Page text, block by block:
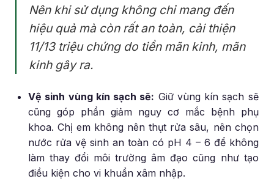
Nên khi sử dụng không chỉ mang đến
hiệu quả mà còn rất an toàn, cải thiện
11/13 triệu chứng do tiền mãn kinh, mãn
kinh gây ra.
Vệ sinh vùng kín sạch sẽ: Giữ vùng kín sạch sẽ
cũng góp phần giảm nguy cơ mắc bệnh phụ
khoa. Chị em không nên thụt rửa sâu, nên chọn
nước rửa vệ sinh an toàn có pH 4 – 6 để không
làm thay đổi môi trường âm đạo cũng như tạo
điều kiện cho vi khuẩn xâm nhập.